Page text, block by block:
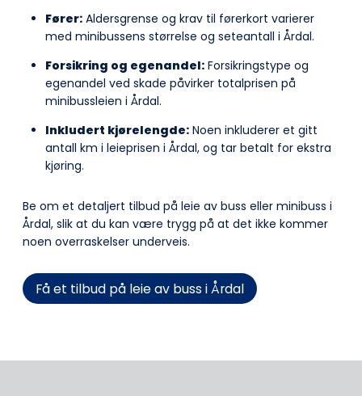
Fører: Aldersgrense og krav til førerkort varierer
med minibussens størrelse og seteantall i Årdal.
Forsikring og egenandel: Forsikringstype og
egenandel ved skade påvirker totalprisen på
minibussleien i Årdal.
Inkludert kjørelengde: Noen inkluderer et gitt
antall km i leieprisen i Årdal, og tar betalt for ekstra
kjøring.
Be om et detaljert tilbud på leie av buss eller minibuss i
Årdal, slik at du kan være trygg på at det ikke kommer
noen overraskelser underveis.
Få et tilbud på leie av buss i Årdal